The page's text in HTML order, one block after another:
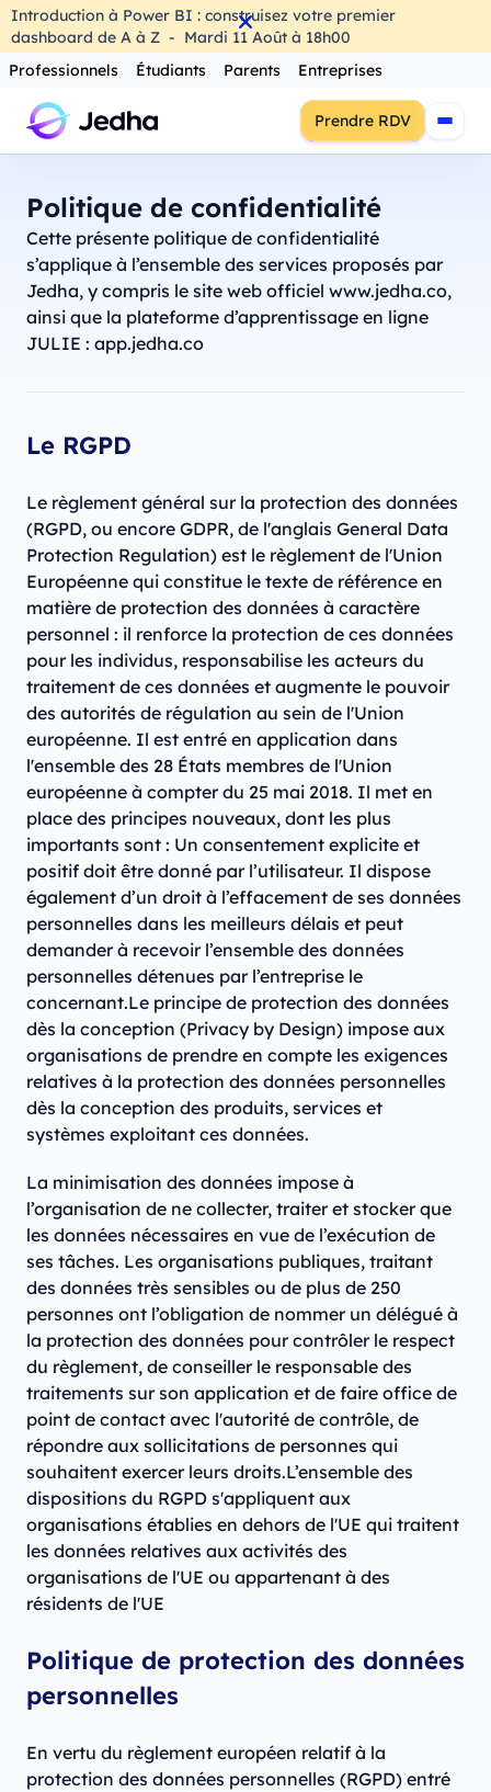
Introduction à Power BI : construisez votre premier
dashboard de A à Z - Mardi 11 Août à 18h00
Professionnels
Étudiants Parents Entreprises
Prendre RDV
Politique de confidentialité
Cette présente politique de confidentialité
s’applique à l’ensemble des services proposés par
Jedha, y compris le site web officiel www.jedha.co,
ainsi que la plateforme d’apprentissage en ligne
JULIE : app.jedha.co
Le RGPD
Le règlement général sur la protection des données
(RGPD, ou encore GDPR, de l'anglais General Data
Protection Regulation) est le règlement de l'Union
Européenne qui constitue le texte de référence en
matière de protection des données à caractère
personnel : il renforce la protection de ces données
pour les individus, responsabilise les acteurs du
traitement de ces données et augmente le pouvoir
des autorités de régulation au sein de l'Union
européenne. Il est entré en application dans
l'ensemble des 28 États membres de l'Union
européenne à compter du 25 mai 2018. Il met en
place des principes nouveaux, dont les plus
importants sont : Un consentement explicite et
positif doit être donné par l’utilisateur. Il dispose
également d’un droit à l’effacement de ses données
personnelles dans les meilleurs délais et peut
demander à recevoir l’ensemble des données
personnelles détenues par l’entreprise le
concernant.Le principe de protection des données
dès la conception (Privacy by Design) impose aux
organisations de prendre en compte les exigences
relatives à la protection des données personnelles
dès la conception des produits, services et
systèmes exploitant ces données.
La minimisation des données impose à
l’organisation de ne collecter, traiter et stocker que
les données nécessaires en vue de l’exécution de
ses tâches. Les organisations publiques, traitant
des données très sensibles ou de plus de 250
personnes ont l’obligation de nommer un délégué à
la protection des données pour contrôler le respect
du règlement, de conseiller le responsable des
traitements sur son application et de faire office de
point de contact avec l'autorité de contrôle, de
répondre aux sollicitations de personnes qui
souhaitent exercer leurs droits.L’ensemble des
dispositions du RGPD s'appliquent aux
organisations établies en dehors de l'UE qui traitent
les données relatives aux activités des
organisations de l'UE ou appartenant à des
résidents de l'UE
Politique de protection des données
personnelles
En vertu du règlement européen relatif à la
protection des données personnelles (RGPD) entré